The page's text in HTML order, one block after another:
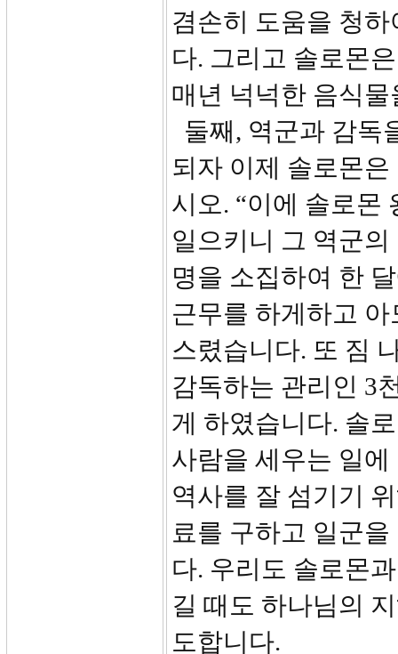
겸손히 도움을 청
다. 그리고 솔로몬
매년 넉넉한 음식
둘째, 역군과 감독
되자 이제 솔로몬
시오. “이에 솔로몬
일으키니 그 역군
명을 소집하여 한
근무를 하게하고
스렸습니다. 또 짐
감독하는 관리인 3
게 하였습니다. 솔
사람을 세우는 일
역사를 잘 섬기기
료를 구하고 일군
다. 우리도 솔로몬
길 때도 하나님의
도합니다.